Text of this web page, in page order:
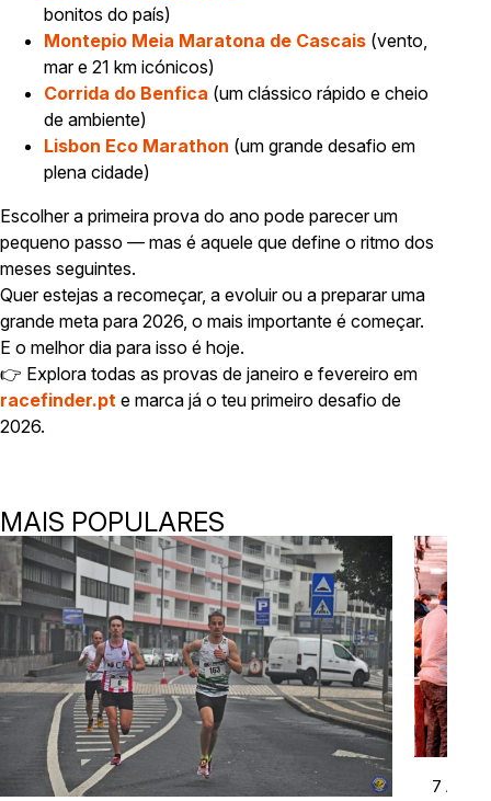
bonitos do país)
Montepio Meia Maratona de Cascais (vento,
mar e 21 km icónicos)
Corrida do Benfica (um clássico rápido e cheio
de ambiente)
Lisbon Eco Marathon (um grande desafio em
plena cidade)
Escolher a primeira prova do ano pode parecer um
pequeno passo — mas é aquele que define o ritmo dos
meses seguintes.
Quer estejas a recomeçar, a evoluir ou a preparar uma
grande meta para 2026, o mais importante é começar.
E o melhor dia para isso é hoje.
👉 Explora todas as provas de janeiro e fevereiro em
racefinder.pt e marca já o teu primeiro desafio de
2026.
MAIS POPULARES
7 Abr